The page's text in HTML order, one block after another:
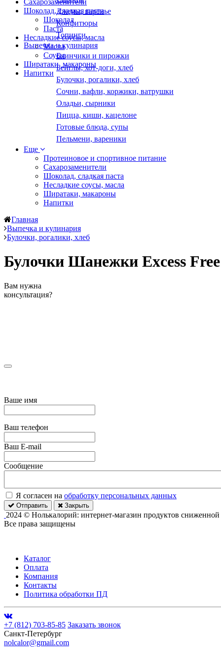
Сахарозаменители
Шоколад, сладкая паста
Шоколад
Паста
Несладкие соусы, масла
Масла
Соусы
Ширатаки, макароны
Напитки
Джемы, варенье
Конфитюры
Топинги
Выпечка и кулинария
Блинчики и пирожки
Бейглы, хот-доги, хлеб
Булочки, рогалики, хлеб
Сочни, вафли, коржики, ватрушки
Оладьи, сырники
Пицца, киши, кацелоне
Готовые блюда, супы
Пельмени, вареники
Еще
Протеиновое и спортивное питание
Сахарозаменители
Шоколад, сладкая паста
Несладкие соусы, масла
Ширатаки, макароны
Напитки
Главная
Выпечка и кулинария
Булочки, рогалики, хлеб
Булочки Шанежки Excess Free
Вам нужна
консультация?
Ваше имя
Ваш телефон
Ваш E-mail
Сообщение
Я согласен на обработку персональных данных
Отправить Закрыть
2024 © Нолькалорий: интернет-магазин продуктов сниженной
Все права защищены
Каталог
Оплата
Компания
Контакты
Политика обработки ПД
+7 (812) 703-85-85 Заказать звонок
Санкт-Петербург
nolcalor@gmail.com